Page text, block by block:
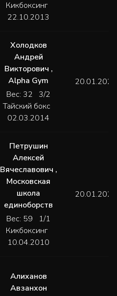
Кикбоксинг
22.10.2013
Холодков
Андрей
Викторович ,
Alpha Gym
Вес: 32 3/2
Тайский бокс
02.03.2014
20.01.2024
Петрушин
Алексей
Вячеславович ,
Московская
школа
единоборств
Вес: 59 1/1
Кикбоксинг
10.04.2010
20.01.2024
Алиханов
Авзанхон